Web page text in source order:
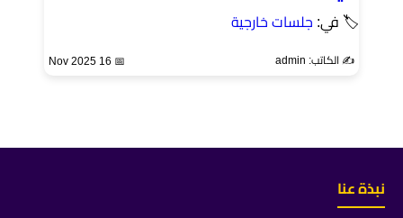
🏷 في: جلسات خارجية
✍️ الكاتب: admin 📅 16 Nov 2025
نبذة عنا